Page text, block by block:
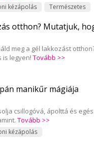
kézápolás Természetes
otthon? Mutatjuk,
meg a gél lakkozást
is legyen! Tovább >>
manikűr mágiája
csillogóvá, ápolttá és
Tovább >>
kézápolás